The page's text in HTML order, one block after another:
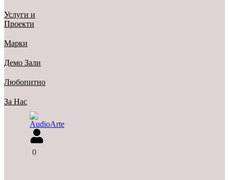
Услуги и
Проекти
Марки
Демо Зали
Любопитно
За Нас
0